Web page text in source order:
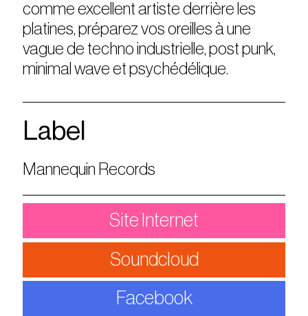
comme excellent artiste derrière les
platines, préparez vos oreilles à une
vague de techno industrielle, post punk,
minimal wave et psychédélique.
Label
Mannequin Records
Site Internet
Soundcloud
Facebook